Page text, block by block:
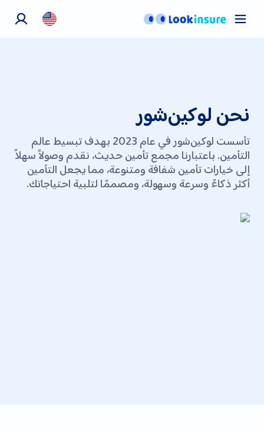
تأمين السيارات
اتصل بنا
المدوّنة
نحن لوكين‌شور
تأسست لوكين‌شور في عام 2023 بهدف تبسيط عالم
التأمين. باعتبارنا مجمع تأمين حديث، نقدم وصولاً سهلاً
إلى خيارات تأمين شفافة ومتنوعة، مما يجعل التأمين
أكثر ذكاءً وسرعة وسهولة، ومصممًا لتلبية احتياجاتك.